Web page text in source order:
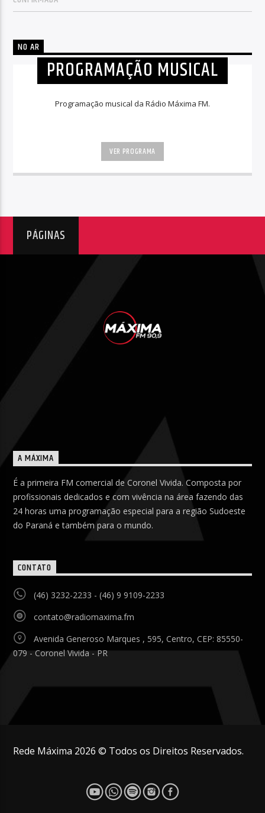
NO AR
PROGRAMAÇÃO MUSICAL
Programação musical da Rádio Máxima FM.
VER PROGRAMA
PÁGINAS
A MÁXIMA
É a primeira FM comercial de Coronel Vivida. Composta por
profissionais dedicados e com vivência na área fazendo das
24 horas uma programação especial para a região Sudoeste
do Paraná e também para o mundo.
CONTATO
(46) 3232-2233 - (46) 9 9109-2233
contato@radiomaxima.fm
Avenida Generoso Marques , 595, Centro, CEP: 85550-
079 - Coronel Vivida - PR
Rede Máxima 2026 © Todos os Direitos Reservados.